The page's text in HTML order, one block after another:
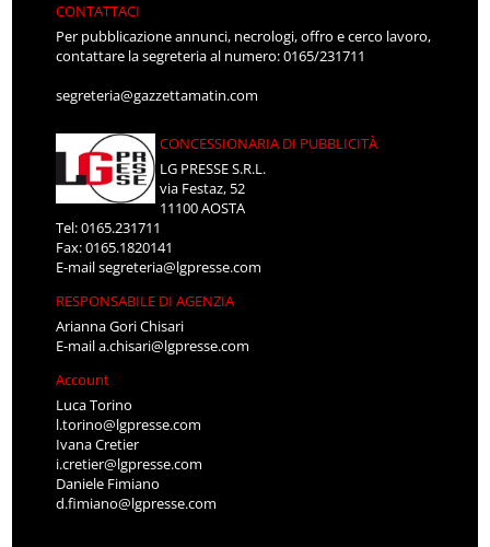
CONTATTACI
Per pubblicazione annunci, necrologi, offro e cerco lavoro,
contattare la segreteria al numero: 0165/231711
segreteria@gazzettamatin.com
CONCESSIONARIA DI PUBBLICITÀ
LG PRESSE S.R.L.
via Festaz, 52
11100 AOSTA
Tel: 0165.231711
Fax: 0165.1820141
E-mailsegreteria@lgpresse.com
RESPONSABILE DI AGENZIA
Arianna Gori Chisari
E-maila.chisari@lgpresse.com
Account
Luca Torino
l.torino@lgpresse.com
Ivana Cretier
i.cretier@lgpresse.com
Daniele Fimiano
d.fimiano@lgpresse.com